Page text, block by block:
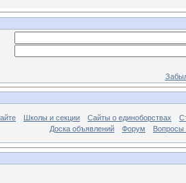
Школы и секции Сайты о единоборствах
Доска объявлений
Форум Вопросы